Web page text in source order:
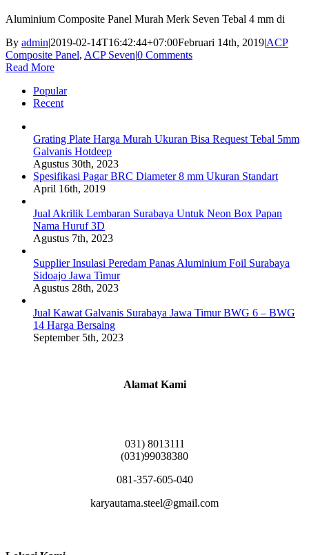
Aluminium Composite Panel Murah Merk Seven Tebal 4 mm di
By admin|2019-02-14T16:42:44+07:00Februari 14th, 2019|ACP
Composite Panel, ACP Seven|0 Comments
Read More
Popular
Recent
Grating Plate Harga Murah Ukuran Bisa Request Tebal 5mm
Galvanis Hotdeep
Agustus 30th, 2023
Spesifikasi Pagar BRC Diameter 8 mm Ukuran Standart
April 16th, 2019
Jual Akrilik Lembaran Surabaya Untuk Neon Box Papan
Nama Huruf 3D
Agustus 7th, 2023
Supplier Insulasi Peredam Panas Aluminium Foil Surabaya
Sidoajo Jawa Timur
Agustus 28th, 2023
Jual Kawat Galvanis Surabaya Jawa Timur BWG 6 – BWG
14 Harga Bersaing
September 5th, 2023
Alamat Kami
031) 8013111
(031)99038380
081-357-605-040
karyautama.steel@gmail.com